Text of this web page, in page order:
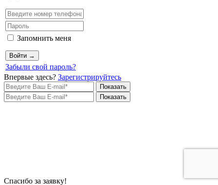
Запомнить меня
Войти →
Забыли свой пароль?
Впервые здесь? Зарегистрируйтесь
Показать
Показать
Спасибо за заявку!